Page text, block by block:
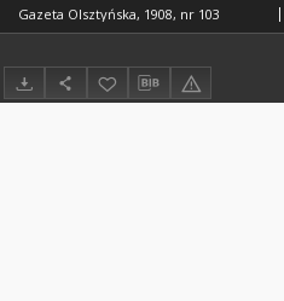
Gazeta Olsztyńska, 1908, nr 103